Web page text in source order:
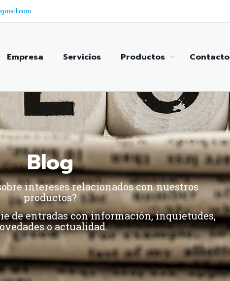
Empresa Servicios Productos Contacto
Blog
intereses relacionados con nuestros
productos?
de entradas con información, inquietudes,
o actualidad.